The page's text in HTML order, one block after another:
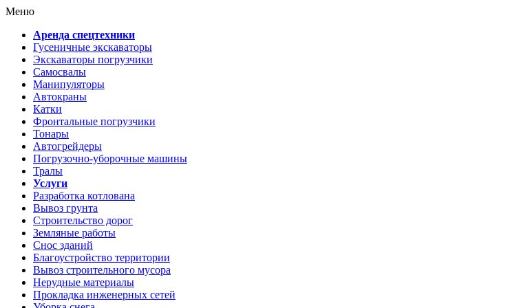
Меню
Аренда спецтехники
Гусеничные экскаваторы
Экскаваторы погрузчики
Самосвалы
Манипуляторы
Автокраны
Катки
Фронтальные погрузчики
Тонары
Автогрейдеры
Погрузочно-уборочные машины
Тралы
Услуги
Разработка котлована
Вывоз грунта
Строительство дорог
Земляные работы
Снос зданий
Благоустройство территории
Вывоз строительного мусора
Нерудные материалы
Прокладка инженерных сетей